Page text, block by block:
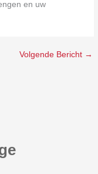
en uw
Volgende Bericht →